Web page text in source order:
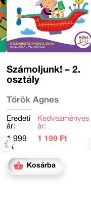
Számoljunk! – 2.
osztály
Török Ágnes
Eredeti
ár:
1 999
Ft
Kedvezményes
ár:
1 199 Ft
Kosárba